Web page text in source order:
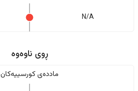
N/A
ڕوی ناوەوە
ماددەی کورسییەکان